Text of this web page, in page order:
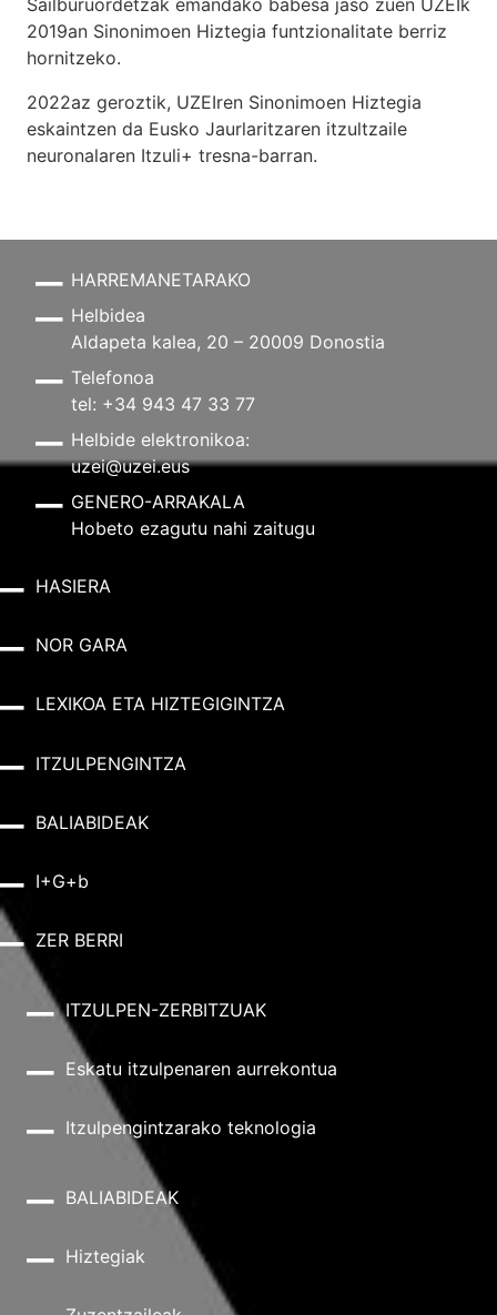
Sailburuordetzak emandako babesa jaso zuen UZEIk
2019an Sinonimoen Hiztegia funtzionalitate berriz
hornitzeko.
2022az geroztik, UZEIren Sinonimoen Hiztegia
eskaintzen da Eusko Jaurlaritzaren itzultzaile
neuronalaren Itzuli+ tresna-barran.
HARREMANETARAKO
Helbidea
Aldapeta kalea, 20 – 20009 Donostia
Telefonoa
tel: +34 943 47 33 77
Helbide elektronikoa:
uzei@uzei.eus
GENERO-ARRAKALA
Hobeto ezagutu nahi zaitugu
HASIERA
NOR GARA
LEXIKOA ETA HIZTEGIGINTZA
ITZULPENGINTZA
BALIABIDEAK
I+G+b
ZER BERRI
ITZULPEN-ZERBITZUAK
Eskatu itzulpenaren aurrekontua
Itzulpengintzarako teknologia
BALIABIDEAK
Hiztegiak